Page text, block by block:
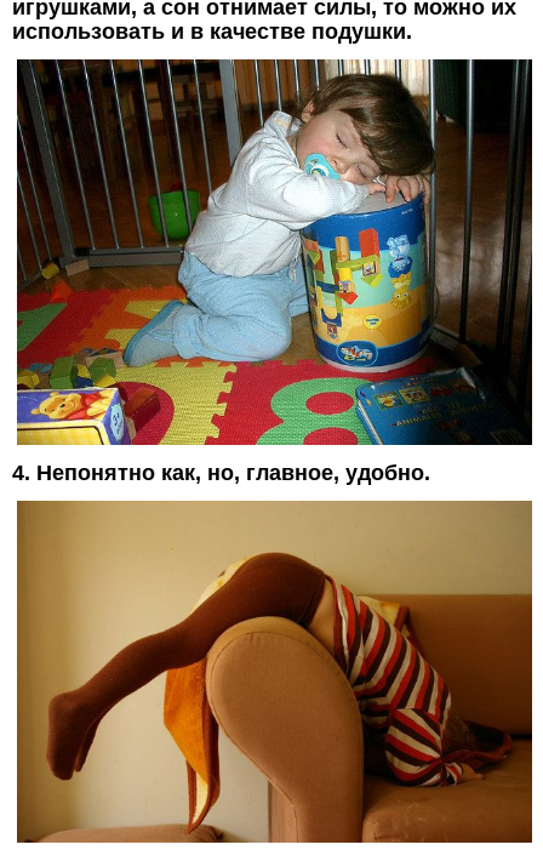
игрушками, а сон отнимает силы, то можно их
использовать и в качестве подушки.
4. Непонятно как, но, главное, удобно.